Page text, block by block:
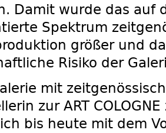
Damit wurde das auf
Spektrum
größer und
Risiko der
mit
zur ART
bis heute mit dem